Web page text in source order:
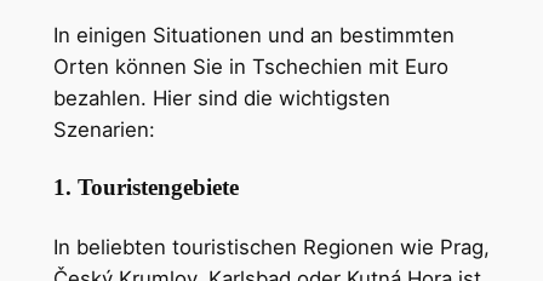
In einigen Situationen und an bestimmten
Orten können Sie in Tschechien mit Euro
bezahlen. Hier sind die wichtigsten
Szenarien:
1. Touristengebiete
In beliebten touristischen Regionen wie Prag,